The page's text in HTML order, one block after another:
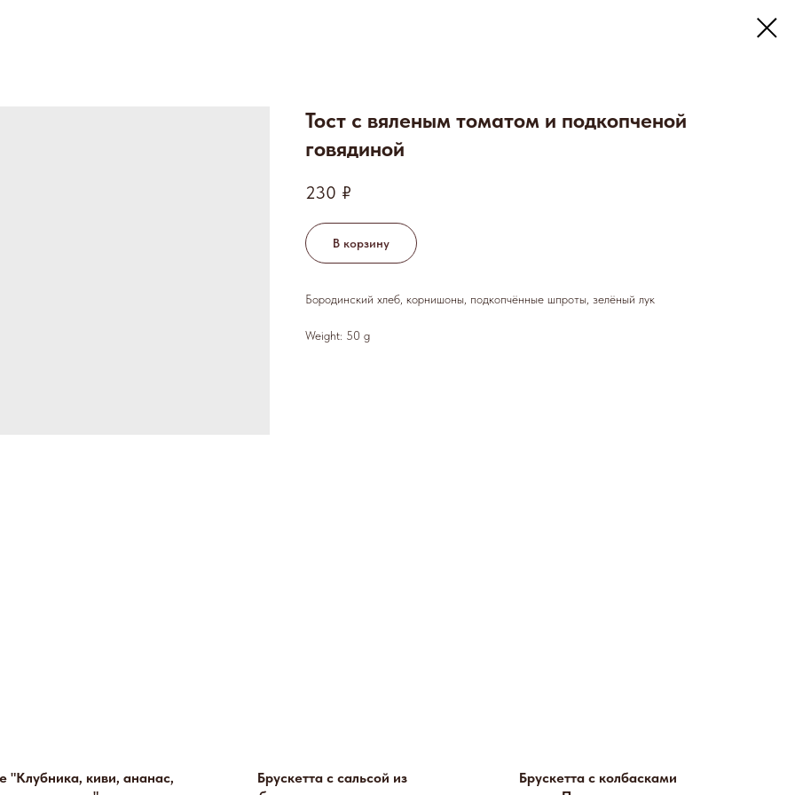
Тост с вяленым томатом и подкопченой
говядиной
230 ₽
В корзину
Бородинский хлеб, корнишоны, подкопчённые шпроты, зелёный лук
Weight: 50 g
"Клубника, киви, ананас,
Брускетта с сальсой из
Брускетта с колбасками